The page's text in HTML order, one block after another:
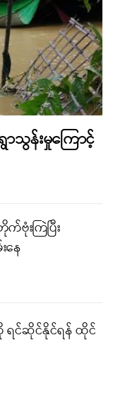
သွန်းမှုကြောင့်
းကြဲပြီး
နေ
ရင်ဆိုင်နိုင်ရန် ထိုင်